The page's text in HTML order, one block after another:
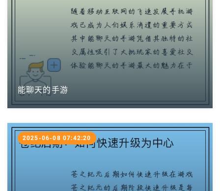
能聊天的手游
2025-06-08 07:42:20